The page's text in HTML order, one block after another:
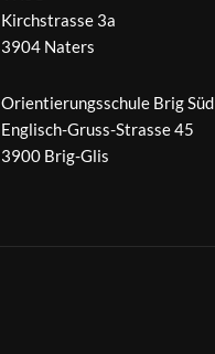
Kirchstrasse 3a
3904 Naters
Orientierungsschule Brig Süd
Englisch-Gruss-Strasse 45
3900 Brig-Glis